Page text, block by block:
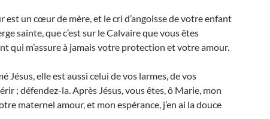
un cœur de mère, et le cri d’angoisse de votre enfant
sainte, que c’est sur le Calvaire que vous êtes
qui m’assure à jamais votre protection et votre amour.
Jésus, elle est aussi celui de vos larmes, de vos
; défendez-la. Après Jésus, vous êtes, ô Marie, mon
maternel amour, et mon espérance, j’en ai la douce